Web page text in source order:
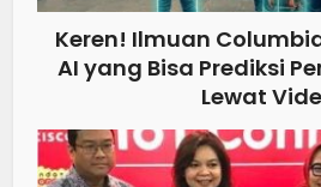
Keren! Ilmuan
AI yang Bisa Prediksi
Lewat